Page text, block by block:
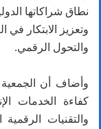
نطاق شراكاتها
وتعزيز الابتكار في
والتحول الرقمي.
وأضاف أن
كفاءة الخدمات
والتقنيات